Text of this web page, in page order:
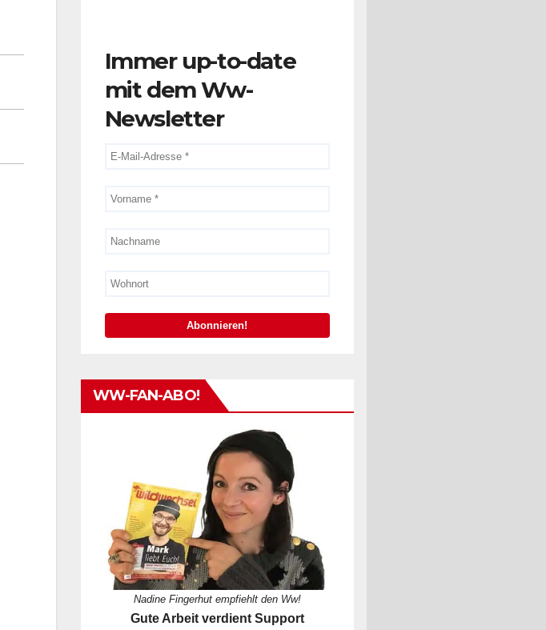
Immer up-to-date
mit dem Ww-
Newsletter
WW-FAN-ABO!
Nadine Fingerhut empfiehlt den Ww!
Gute Arbeit verdient Support